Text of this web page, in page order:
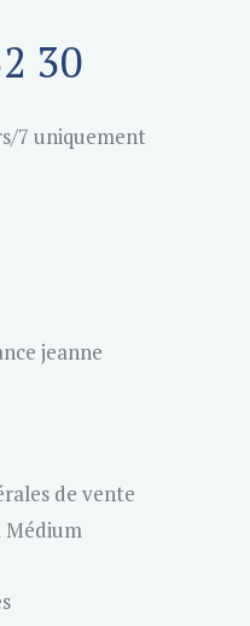
30
7 uniquement
jeanne
de vente
Médium